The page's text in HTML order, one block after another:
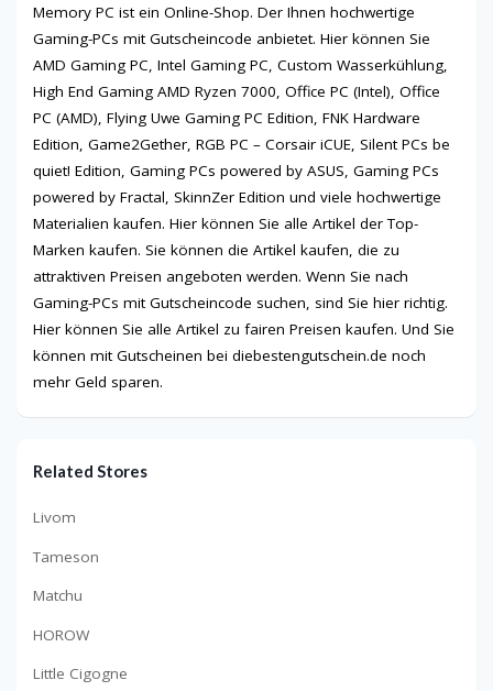
Memory PC ist ein Online-Shop. Der Ihnen hochwertige
Gaming-PCs mit Gutscheincode anbietet. Hier können Sie
AMD Gaming PC, Intel Gaming PC, Custom Wasserkühlung,
High End Gaming AMD Ryzen 7000, Office PC (Intel), Office
PC (AMD), Flying Uwe Gaming PC Edition, FNK Hardware
Edition, Game2Gether, RGB PC – Corsair iCUE, Silent PCs be
quiet! Edition, Gaming PCs powered by ASUS, Gaming PCs
powered by Fractal, SkinnZer Edition und viele hochwertige
Materialien kaufen. Hier können Sie alle Artikel der Top-
Marken kaufen. Sie können die Artikel kaufen, die zu
attraktiven Preisen angeboten werden. Wenn Sie nach
Gaming-PCs mit Gutscheincode suchen, sind Sie hier richtig.
Hier können Sie alle Artikel zu fairen Preisen kaufen. Und Sie
können mit Gutscheinen bei diebestengutschein.de noch
mehr Geld sparen.
Related Stores
Livom
Tameson
Matchu
HOROW
Little Cigogne